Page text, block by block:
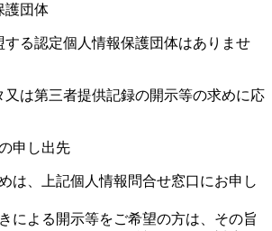
護団体
する認定個人情報保護団体はありませ
又は第三者提供記録の開示等の求めに応
申し出先
は、上記個人情報問合せ窓口にお申し
による開示等をご希望の方は、その旨